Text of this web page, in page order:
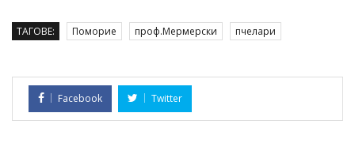
ТАГОВЕ: Поморие проф.Мермерски пчелари
Facebook Twitter